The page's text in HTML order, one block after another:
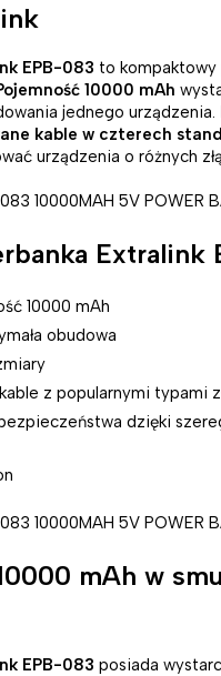
EPB-083 to kompaktowy
10000 mAh
jednego urządzenia.
kable w czterech
urządzenia o różnych
Extralink
10000 mAh
obudowa
z popularnymi typami
dzięki
mAh w
EPB-083 posiada